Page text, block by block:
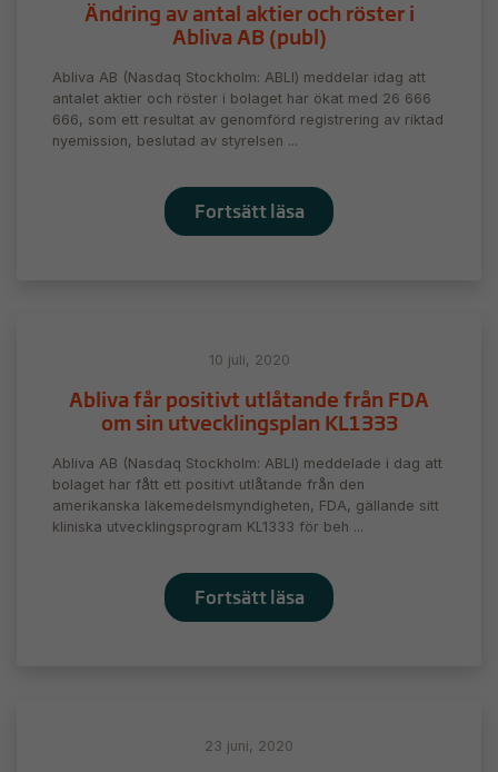
Ändring av antal aktier och röster i
Abliva AB (publ)
Abliva AB (Nasdaq Stockholm: ABLI) meddelar idag att
antalet aktier och röster i bolaget har ökat med 26 666
666, som ett resultat av genomförd registrering av riktad
nyemission, beslutad av styrelsen ...
Fortsätt läsa
10 juli, 2020
Abliva får positivt utlåtande från FDA
om sin utvecklingsplan KL1333
Abliva AB (Nasdaq Stockholm: ABLI) meddelade i dag att
bolaget har fått ett positivt utlåtande från den
amerikanska läkemedelsmyndigheten, FDA, gällande sitt
kliniska utvecklingsprogram KL1333 för beh ...
Fortsätt läsa
23 juni, 2020